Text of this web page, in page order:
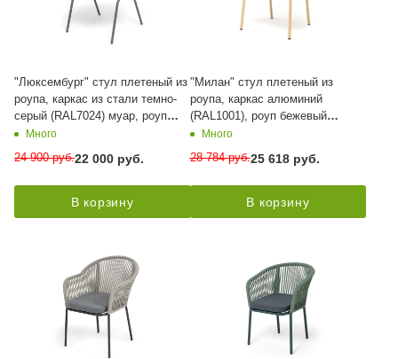
"Люксембург" стул плетеный из
роупа, каркас из стали темно-
серый (RAL7024) муар, роуп
темно-серый круглый, ткань
Много
24 900руб.22 000 руб.
В корзину
"Милан" стул плетеный из
роупа, каркас алюминий
(RAL1001), роуп бежевый
круглый, ткань бежевая
Много
28 784руб.25 618руб.
В корзину